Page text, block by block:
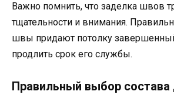
Важно помнить, что заделка швов
тщательности и внимания.
швы придают потолку
продлить срок его службы.
Правильный выбор состава